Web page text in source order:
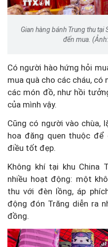
Gian hàng bánh Trung thu
đến mua.
Có người hào hứng hỏi
mua quà cho các cháu,
các món đồ, như hồi
của mình vậy.
Cũng có người vào chùa,
hoa đăng quen thuộc
điều tốt đẹp.
Không khí tại khu China
nhiều hoạt động: một
thu với đèn lồng, áp
động đón Trăng diễn ra
đồng.